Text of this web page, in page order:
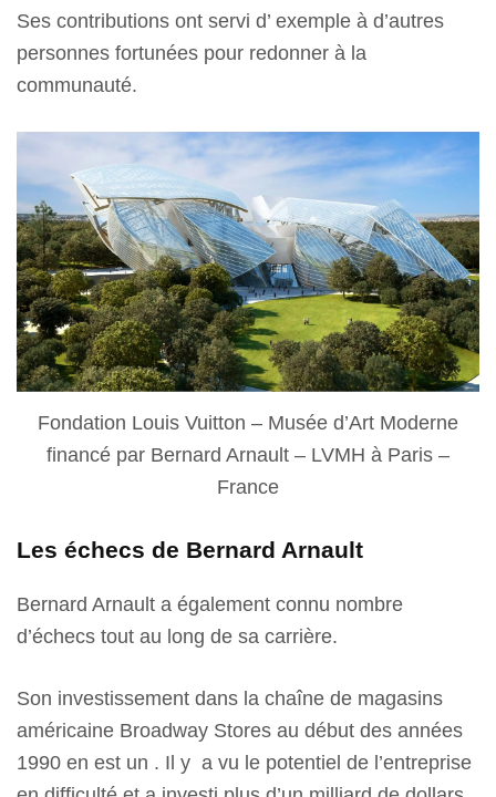
Ses contributions ont servi d’ exemple à d’autres
personnes fortunées pour redonner à la
communauté.
Fondation Louis Vuitton – Musée d’Art Moderne
financé par Bernard Arnault – LVMH à Paris –
France
Les échecs de Bernard Arnault
Bernard Arnault a également connu nombre
d’échecs tout au long de sa carrière.
Son investissement dans la chaîne de magasins
américaine Broadway Stores au début des années
1990 en est un . Il y a vu le potentiel de l’entreprise